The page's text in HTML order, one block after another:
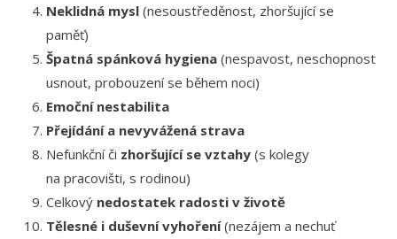
Neklidná mysl (nesoustředěnost, zhoršující se
paměť)
Špatná spánková hygiena (nespavost, neschopnost
usnout, probouzení se během noci)
Emoční nestabilita
Přejídání a nevyvážená strava
Nefunkční či zhoršující se vztahy (s kolegy
na pracovišti, s rodinou)
Celkový nedostatek radosti v životě
Tělesné i duševní vyhoření(nezájem a nechuť